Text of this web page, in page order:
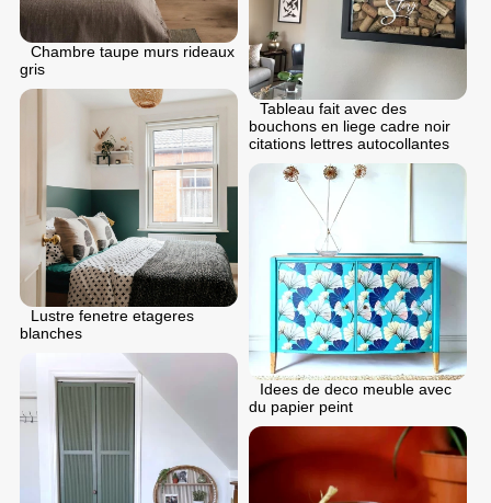
Chambre taupe murs rideaux
gris
Tableau fait avec des
bouchons en liege cadre noir
citations lettres autocollantes
Lustre fenetre etageres
blanches
Idees de deco meuble avec
du papier peint